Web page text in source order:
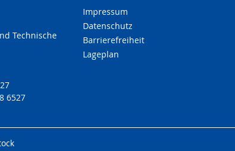
Technische
6527
Impressum
Datenschutz
Barrierefreiheit
Lageplan